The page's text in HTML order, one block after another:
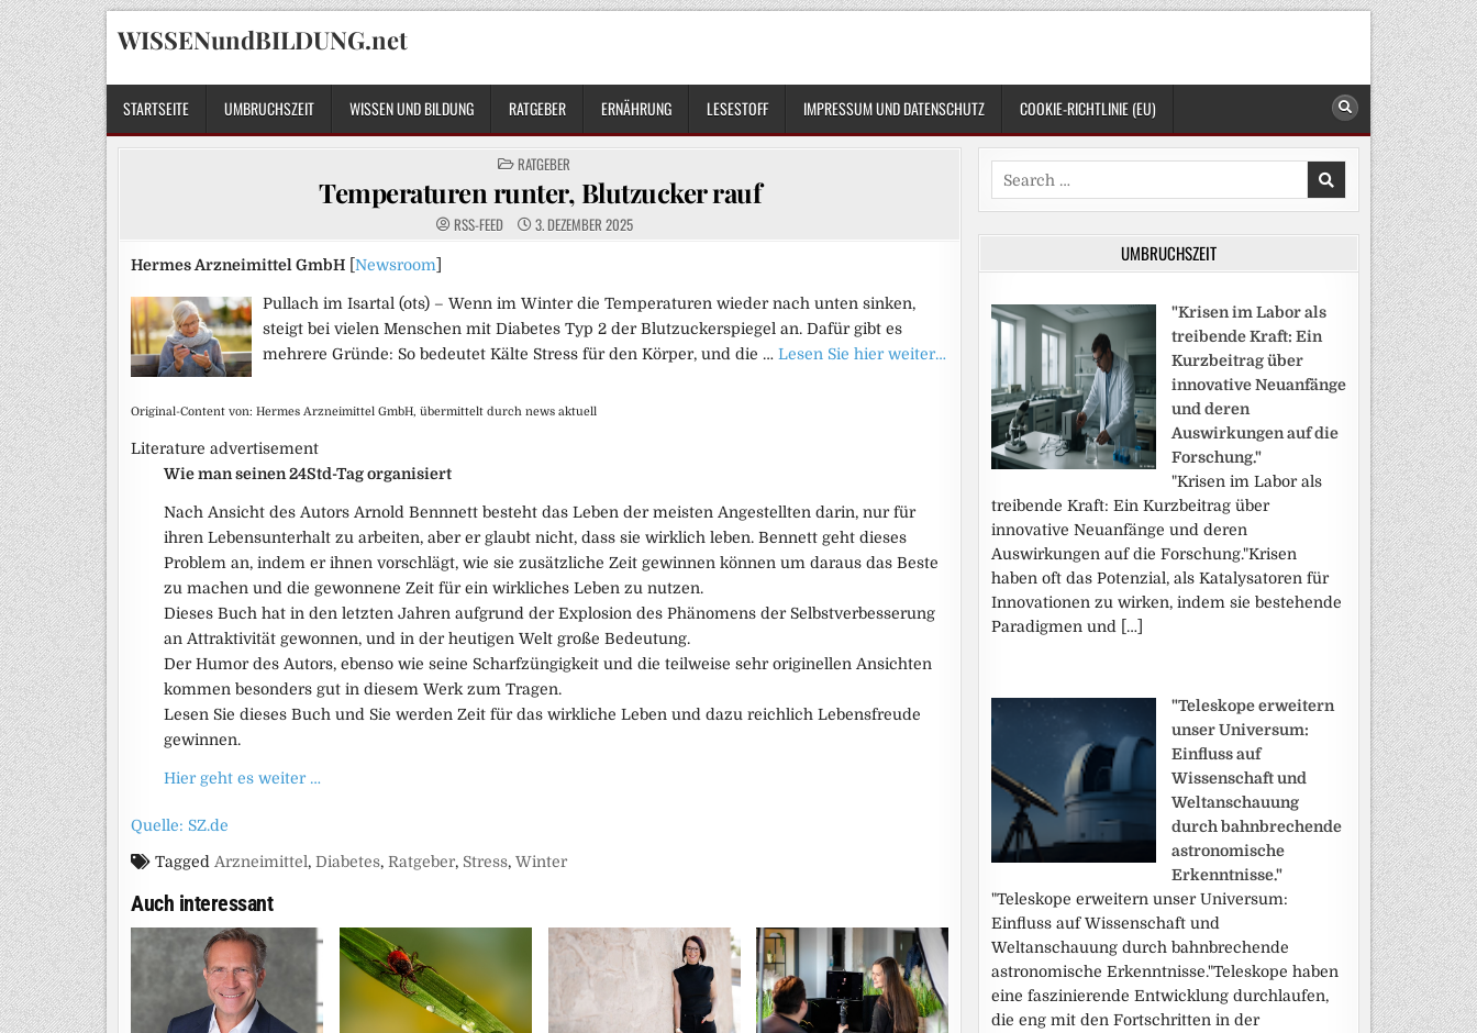
Skip
to
content
WISSENundBILDUNG.net
STARTSEITE UMBRUCHSZEIT WISSEN UND BILDUNG RATGEBER ERNÄHRUNG LESESTOFF IMPRESSUM UND DATENSCHUTZ COOKIE-RICHTLINIE (EU)
POSTED
IN
RATGEBER
Temperaturen runter, Blutzucker rauf
RSS-FEED 3. DEZEMBER 2025
Hermes Arzneimittel GmbH Newsroom
Pullach im Isartal (ots) – Wenn im Winter die Temperaturen wieder nach unten sinken,
steigt bei vielen Menschen mit Diabetes Typ 2 der Blutzuckerspiegel an. Dafür gibt es
mehrere Gründe: So bedeutet Kälte Stress für den Körper, und die … Lesen Sie hier weiter…
Original-Content von: Hermes Arzneimittel GmbH, übermittelt durch news aktuell
Literature advertisement
Wie man seinen 24Std-Tag organisiert
Nach Ansicht des Autors Arnold Bennnett besteht das Leben der meisten Angestellten darin, nur für
ihren Lebensunterhalt zu arbeiten, aber er glaubt nicht, dass sie wirklich leben. Bennett geht dieses
Problem an, indem er ihnen vorschlägt, wie sie zusätzliche Zeit gewinnen können um daraus das Beste
zu machen und die gewonnene Zeit für ein wirkliches Leben zu nutzen.
Dieses Buch hat in den letzten Jahren aufgrund der Explosion des Phänomens der Selbstverbesserung
an Attraktivität gewonnen, und in der heutigen Welt große Bedeutung.
Der Humor des Autors, ebenso wie seine Scharfzüngigkeit und die teilweise sehr originellen Ansichten
kommen besonders gut in diesem Werk zum Tragen.
Lesen Sie dieses Buch und Sie werden Zeit für das wirkliche Leben und dazu reichlich Lebensfreude
gewinnen.
Hier geht es weiter …
Quelle: SZ.de
Tagged Arzneimittel, Diabetes, Ratgeber, Stress, Winter
Auch interessant
Search
for:
UMBRUCHSZEIT
"Krisen im Labor als
treibende Kraft: Ein
Kurzbeitrag über
innovative Neuanfänge
und deren
Auswirkungen auf die
Forschung."
"Krisen im Labor als
treibende Kraft: Ein Kurzbeitrag über
innovative Neuanfänge und deren
Auswirkungen auf die Forschung."Krisen
haben oft das Potenzial, als Katalysatoren für
Innovationen zu wirken, indem sie bestehende
Paradigmen und […]
"Teleskope erweitern
unser Universum:
Einfluss auf
Wissenschaft und
Weltanschauung
durch bahnbrechende
astronomische
Erkenntnisse."
"Teleskope erweitern unser Universum:
Einfluss auf Wissenschaft und
Weltanschauung durch bahnbrechende
astronomische Erkenntnisse."Teleskope haben
eine faszinierende Entwicklung durchlaufen,
die eng mit den Fortschritten in der